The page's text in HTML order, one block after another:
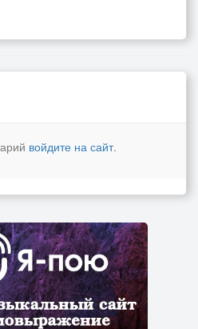
войдите на сайт.